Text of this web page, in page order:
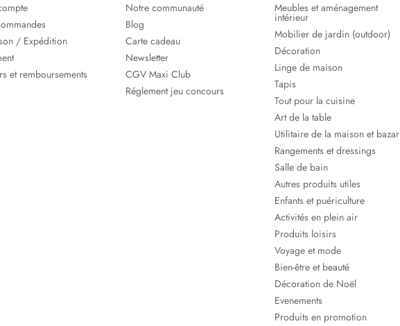
/ Expédition
et remboursements
Notre communauté
Blog
Carte cadeau
Newsletter
CGV Maxi Club
Réglement jeu concours
Meubles et aménagement
intérieur
Mobilier de jardin (outdoor)
Décoration
Linge de maison
Tapis
Tout pour la cuisine
Art de la table
Utilitaire de la maison et bazar
Rangements et dressings
Salle de bain
Autres produits utiles
Enfants et puériculture
Activités en plein air
Produits loisirs
Voyage et mode
Bien-être et beauté
Décoration de Noël
Evenements
Produits en promotion